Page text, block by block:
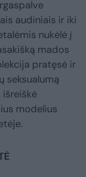
audiniais ir iki
nukėlė į
mados
pratęsė ir
seksualumą
išreiškė
modelius